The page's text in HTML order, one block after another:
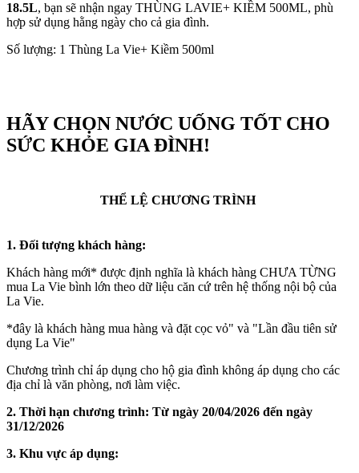
18.5L, bạn sẽ nhận ngay THÙNG LAVIE+ KIỀM 500ML, phù
hợp sử dụng hằng ngày cho cả gia đình.
Số lượng: 1 Thùng La Vie+ Kiềm 500ml
HÃY CHỌN NƯỚC UỐNG TỐT CHO
SỨC KHỎE GIA ĐÌNH!
THỂ LỆ CHƯƠNG TRÌNH
1. Đối tượng khách hàng:
Khách hàng mới* được định nghĩa là khách hàng CHƯA TỪNG
mua La Vie bình lớn theo dữ liệu căn cứ trên hệ thống nội bộ của
La Vie.
*đây là khách hàng mua hàng và đặt cọc vỏ" và "Lần đầu tiên sử
dụng La Vie"
Chương trình chỉ áp dụng cho hộ gia đình không áp dụng cho các
địa chỉ là văn phòng, nơi làm việc.
2. Thời hạn chương trình: Từ ngày 20/04/2026 đến ngày
31/12/2026
3. Khu vực áp dụng: